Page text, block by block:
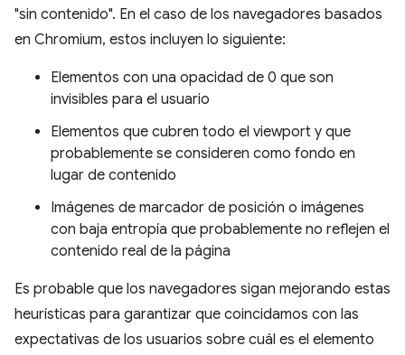
"sin contenido". En el caso de los navegadores basados
en Chromium, estos incluyen lo siguiente:
Elementos con una opacidad de 0 que son
invisibles para el usuario
Elementos que cubren todo el viewport y que
probablemente se consideren como fondo en
lugar de contenido
Imágenes de marcador de posición o imágenes
con baja entropía que probablemente no reflejen el
contenido real de la página
Es probable que los navegadores sigan mejorando estas
heurísticas para garantizar que coincidamos con las
expectativas de los usuarios sobre cuál es el elemento